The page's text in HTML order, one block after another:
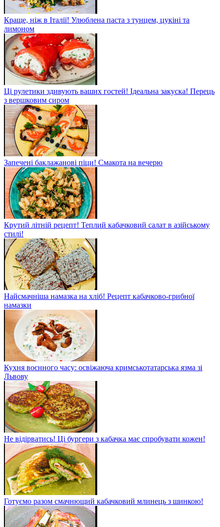
Краще, ніж в Італії! Улюблена паста з тунцем, цукіні та
лимоном
Ці рулетики здивують ваших гостей! Ідеальна закуска! Перець
з вершковим сиром
Запечені баклажанові піци! Смакота на вечерю
Крутий літній рецепт! Теплий кабачковий салат в азійському
стилі!
Найсмачніша намазка на хліб! Рецепт кабачково-грибної
намазки
Кухня воєнного часу: освіжаюча кримськотатарська язма зі
Львову
Не відірватись! Ці бургери з кабачка має спробувати кожен!
Готуємо разом смачнющий кабачковий млинець з шинкою!